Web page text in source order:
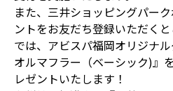
また、三井ショッピングパー
ントをお友だち登録いただく
では、アビスパ福岡オリジナ
オルマフラー（ベーシック)』
レゼントいたします！